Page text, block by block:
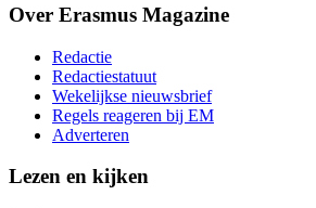
Over Erasmus Magazine
Redactie
Redactiestatuut
Wekelijkse nieuwsbrief
Regels reageren bij EM
Adverteren
Lezen en kijken